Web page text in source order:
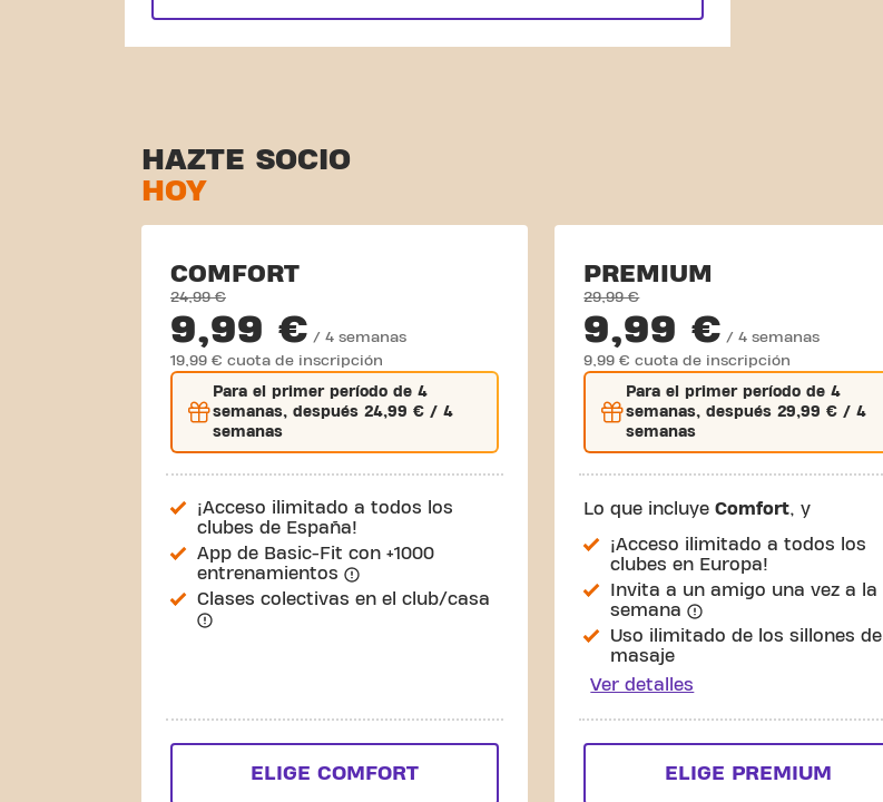
HAZTE SOCIO
HOY
COMFORT
24,99 €
9,99 € / 4 semanas
19,99 € cuota de inscripción
Para el primerperíodo de 4
semanas, después 24,99 € / 4
semanas
¡Acceso ilimitado a todos los
clubes de España!
App de Basic-Fit con +1000
entrenamientos
Clases colectivas en el club/casa
ELIGE COMFORT
PREMIUM
29,99 €
9,99 € / 4 semanas
9,99 € cuota de inscripción
Para elprimerperíodo de 4
semanas, después29,99 € / 4
semanas
Lo que incluyeComfort, y
¡Acceso ilimitado a todos los
clubes en Europa!
Invita a un amigo una vez a la
semana
Uso ilimitado de los sillones de
masaje
Ver detalles
ELIGE PREMIUM